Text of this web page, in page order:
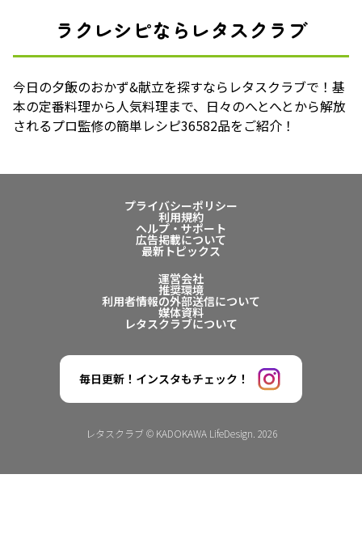
ラクレシピならレタスクラブ
今日の夕飯のおかず&献立を探すならレタスクラブで！基
本の定番料理から人気料理まで、日々のへとへとから解放
されるプロ監修の簡単レシピ36582品をご紹介！
プライバシーポリシー
利用規約
ヘルプ・サポート
広告掲載について
最新トピックス
運営会社
推奨環境
利用者情報の外部送信について
媒体資料
レタスクラブについて
毎日更新！インスタもチェック！
レタスクラブ © KADOKAWA LifeDesign. 2026